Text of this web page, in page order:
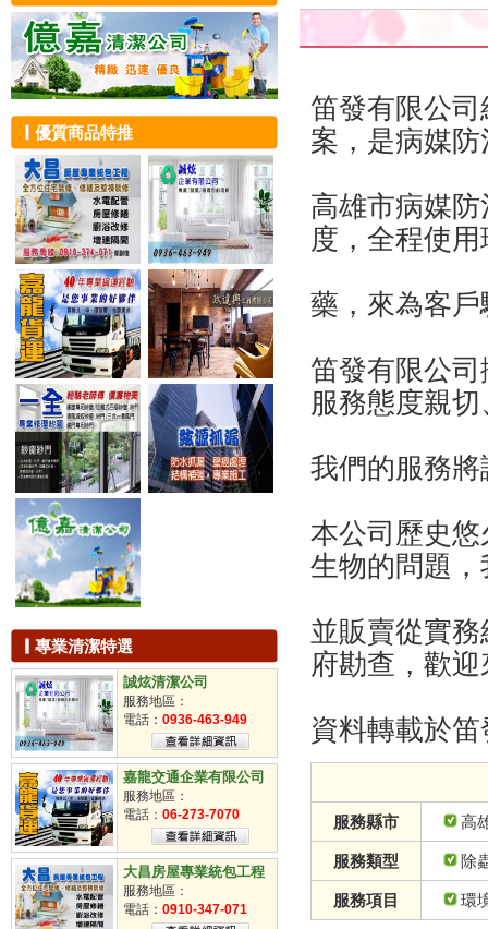
宜蘭縣
花蓮縣
台東縣
澎湖縣
金門縣
油漆工程
辦公家具清潔
泳池清洗
辦公室清潔
外牆清洗
化糞池投藥
殺菌消毒
除跳蚤
滅蟑
滅鼠
除蟲
白蟻防治
滅蚊
除臭工程
抽水肥
下水道清洗
儲油槽清洗
汙水池處理
洗水塔
通水溝
通水管
鐘點清潔工
不定時派遣
定時派遣
掃街車派遣
臨時工
清潔工
優質商品特推
專業清潔特選
誠炫清潔公司
服務地區：
電話： 0936-463-949
嘉龍交通企業有限公司
服務地區：
電話： 06-273-7070
大昌房屋專業統包工程
服務地區：
電話： 0910-347-071
笛發有限公
案，是病媒
高雄市病媒
度，全程使
藥，來為客
笛發有限公
服務態度親
我們的服務
本公司歷史
生物的問題
並販賣從實
府勘查，歡
資料轉載於
服務縣市 高
服務類型 除
服務項目 環